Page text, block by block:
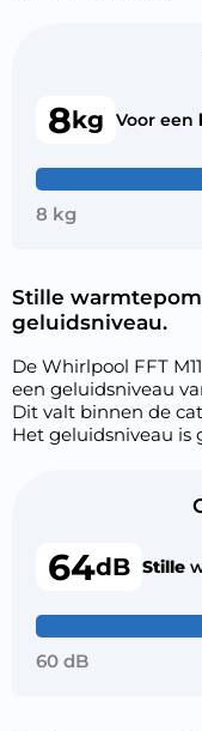
8kg Voor een
8 kg
Stille
geluidsniveau.
De Whirlpool FFT
een geluidsniveau
Dit valt binnen de
Het geluidsniveau
64dB Stille
60 dB